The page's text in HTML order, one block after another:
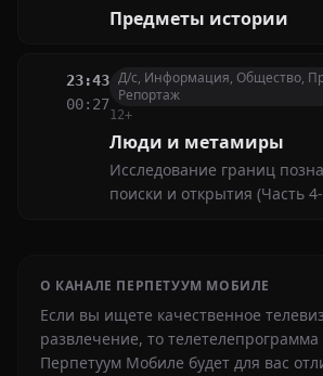
Предметы истории
23:43
00:27
Д/с, Информация, Общество,
Репортаж
12+
Люди и метамиры
Исследование границ
поиски и открытия (Часть
О КАНАЛЕ ПЕРПЕТУУМ МОБИЛЕ
Если вы ищете качественное
развлечение, то телетелепрограмма
Перпетуум Мобиле будет для вас